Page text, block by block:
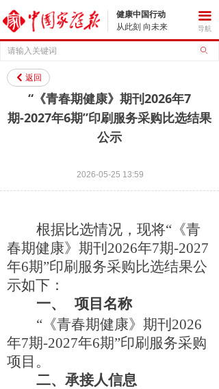
ꄙ
健康中国行动
从此刻 向未来
끀
导航
“《青春期健康》期刊2026年7
期-2027年6期”印刷服务采购比选结果
公示
낒 返回
2026-05-25 13:59
根据比选情况，现将“《青
春期健康》期刊 2026年7期-2027
年6期”印刷服务采购比选结果公
示如下：
一、
项目名称
“《青春期健康》期刊 2026
年7期-2027年6期”印刷服务采购
项目。
二、承接人信息